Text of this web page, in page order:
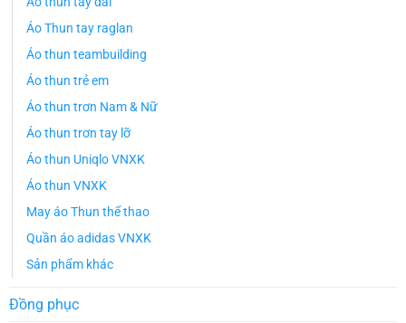
Áo Thun tay raglan
Áo thun teambuilding
Áo thun trẻ em
Áo thun trơn Nam & Nữ
Áo thun trơn tay lỡ
Áo thun Uniqlo VNXK
Áo thun VNXK
May áo Thun thể thao
Quần áo adidas VNXK
Sản phẩm khác
Đồng phục